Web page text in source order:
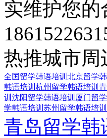
实维护您
热推城市周
全国留学韩语培训 北京留学
韩语培训 杭州留学韩语培训
训 沈阳留学韩语培训 厦门留
学韩语培训 苏州留学韩语培训
青岛留学韩